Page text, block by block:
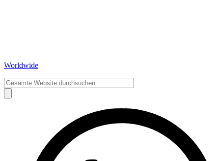
Worldwide